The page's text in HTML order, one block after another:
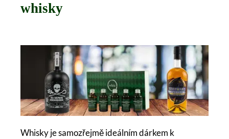
whisky
Whisky je samozřejmě ideálním dárkem k